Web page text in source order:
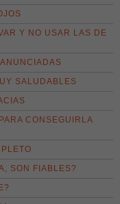
Y NO USAR LAS DE
SALUDABLES
CONSEGUIRLA
SON FIABLES?